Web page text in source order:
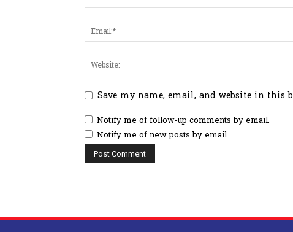
Save my name, email, and website in
Notify me of follow-up comments by email.
Notify me of new posts by email.